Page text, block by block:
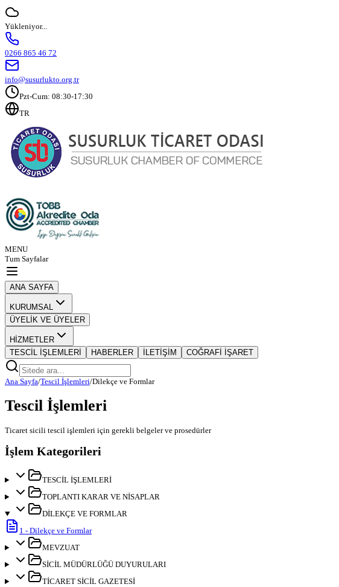
Yükleniyor...
0266 865 46 72
info@susurlukto.org.tr
Pzt-Cum: 08:30-17:30
TR
MENU
Tum Sayfalar
ANA SAYFA
KURUMSAL
ÜYELİK VE ÜYELER
HİZMETLER
TESCİL İŞLEMLERİ
HABERLER İLETİŞİM COĞRAFİ İŞARET
Ana Sayfa/Tescil İşlemleri/Dilekçe ve Formlar
Tescil İşlemleri
Ticaret sicili tescil işlemleri için gerekli belgeler ve prosedürler
İşlem Kategorileri
TESCİL İŞLEMLERİ
TOPLANTI KARAR VE NİSAPLAR
DİLEKÇE VE FORMLAR
1 - Dilekçe ve Formlar
MEVZUAT
SİCİL MÜDÜRLÜĞÜ DUYURULARI
TİCARET SİCİL GAZETESİ